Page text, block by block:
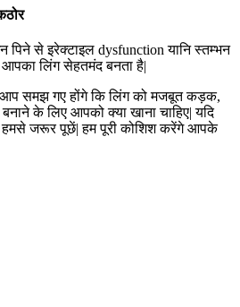
पिने से इरेक्टाइल dysfunction यानि स्तम्भन
आपका लिंग सेहतमंद बनता है|
आप समझ गए होंगे कि लिंग को मजबूत कड़क,
के लिए आपको क्या खाना चाहिए| यदि
हमसे जरूर पूछें| हम पूरी कोशिश करेंगे आपके